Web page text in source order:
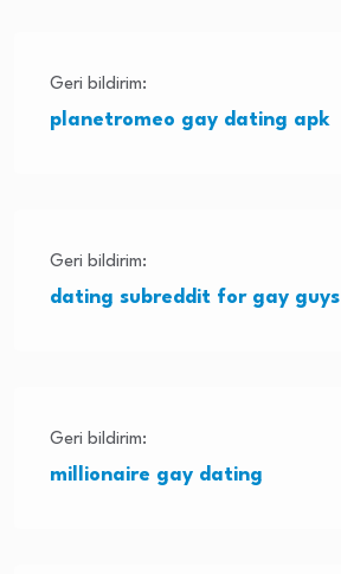
Geri bildirim:
planetromeo gay dating apk
Geri bildirim:
dating subreddit for gay guys
Geri bildirim:
millionaire gay dating